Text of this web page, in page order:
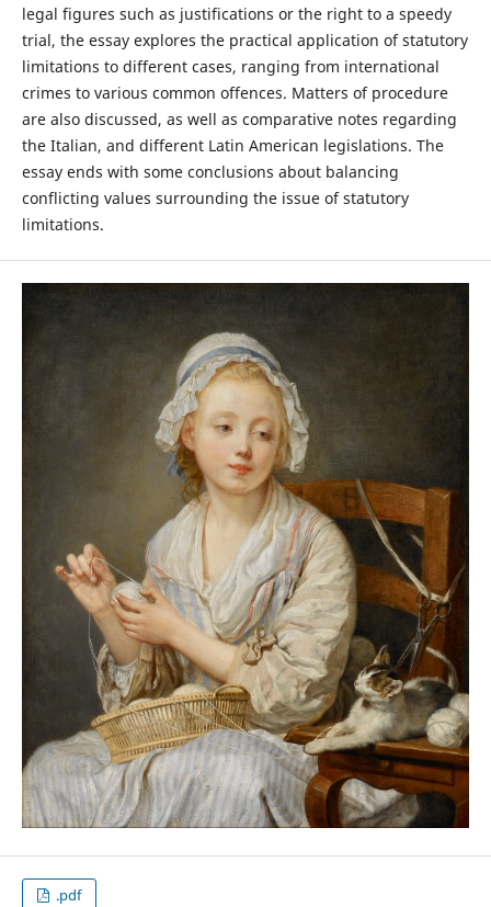
legal figures such as justifications or the right to a speedy
trial, the essay explores the practical application of statutory
limitations to different cases, ranging from international
crimes to various common offences. Matters of procedure
are also discussed, as well as comparative notes regarding
the Italian, and different Latin American legislations. The
essay ends with some conclusions about balancing
conflicting values surrounding the issue of statutory
limitations.
.pdf